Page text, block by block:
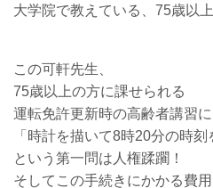
大学院で教えている、75歳以
この可軒先生、
75歳以上の方に課せられる
運転免許更新時の高齢者講習に
「時計を描いて8時20分の時刻
という第一問は人権蹂躙！
そしてこの手続きにかかる費用